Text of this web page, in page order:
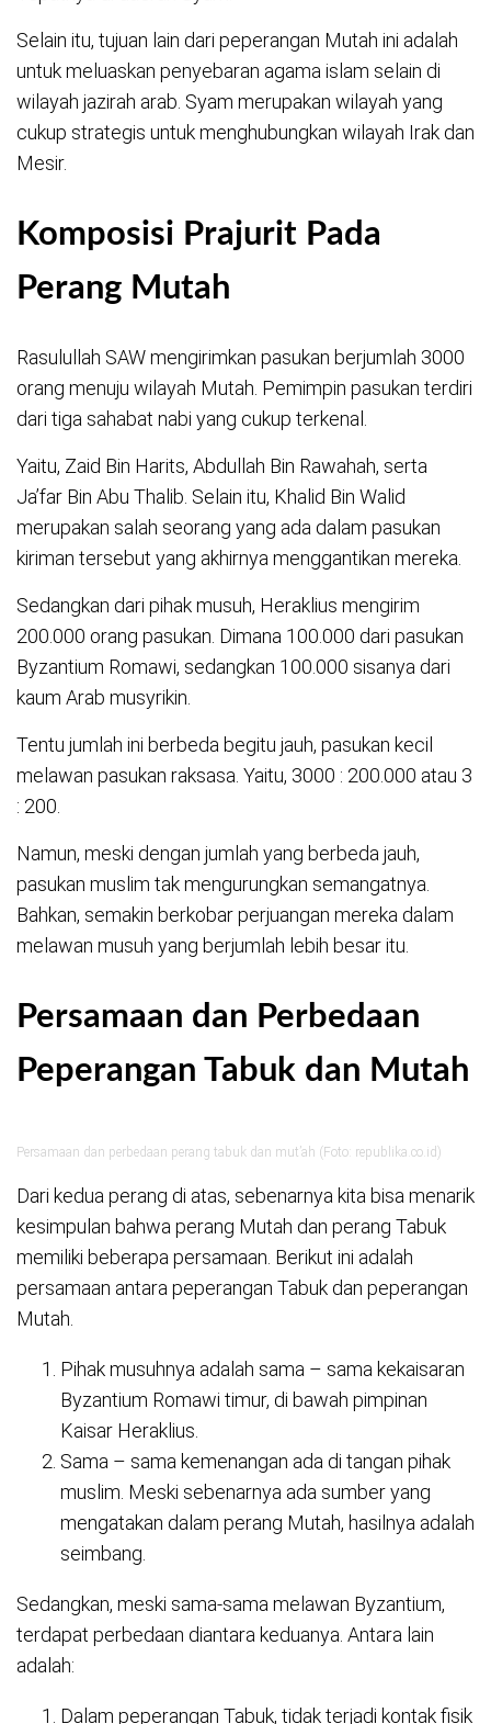
Selain itu, tujuan lain dari peperangan Mutah ini adalah
untuk meluaskan penyebaran agama islam selain di
wilayah jazirah arab. Syam merupakan wilayah yang
cukup strategis untuk menghubungkan wilayah Irak dan
Mesir.
Komposisi Prajurit Pada
Perang Mutah
Rasulullah SAW mengirimkan pasukan berjumlah 3000
orang menuju wilayah Mutah. Pemimpin pasukan terdiri
dari tiga sahabat nabi yang cukup terkenal.
Yaitu, Zaid Bin Harits, Abdullah Bin Rawahah, serta
Ja’far Bin Abu Thalib. Selain itu, Khalid Bin Walid
merupakan salah seorang yang ada dalam pasukan
kiriman tersebut yang akhirnya menggantikan mereka.
Sedangkan dari pihak musuh, Heraklius mengirim
200.000 orang pasukan. Dimana 100.000 dari pasukan
Byzantium Romawi, sedangkan 100.000 sisanya dari
kaum Arab musyrikin.
Tentu jumlah ini berbeda begitu jauh, pasukan kecil
melawan pasukan raksasa. Yaitu, 3000 : 200.000 atau 3
: 200.
Namun, meski dengan jumlah yang berbeda jauh,
pasukan muslim tak mengurungkan semangatnya.
Bahkan, semakin berkobar perjuangan mereka dalam
melawan musuh yang berjumlah lebih besar itu.
Persamaan dan Perbedaan
Peperangan Tabuk dan Mutah
Persamaan dan perbedaan perang tabuk dan mut’ah (Foto: republika.co.id)
Dari kedua perang di atas, sebenarnya kita bisa menarik
kesimpulan bahwa perang Mutah dan perang Tabuk
memiliki beberapa persamaan. Berikut ini adalah
persamaan antara peperangan Tabuk dan peperangan
Mutah.
Pihak musuhnya adalah sama – sama kekaisaran
Byzantium Romawi timur, di bawah pimpinan
Kaisar Heraklius.
Sama – sama kemenangan ada di tangan pihak
muslim. Meski sebenarnya ada sumber yang
mengatakan dalam perang Mutah, hasilnya adalah
seimbang.
Sedangkan, meski sama-sama melawan Byzantium,
terdapat perbedaan diantara keduanya. Antara lain
adalah:
Dalam peperangan Tabuk, tidak terjadi kontak fisik